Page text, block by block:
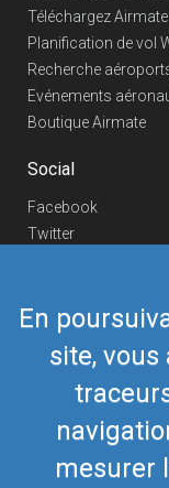
En
site, vous
mesurer
Téléchargez
Planification de vol
Recherche
Evénements
Boutique Airmate
Social
Facebook
Twitter
Telegram
Nous contacter
Téléphone Europe
Téléphone US/
(c) Myriel Aviation SA